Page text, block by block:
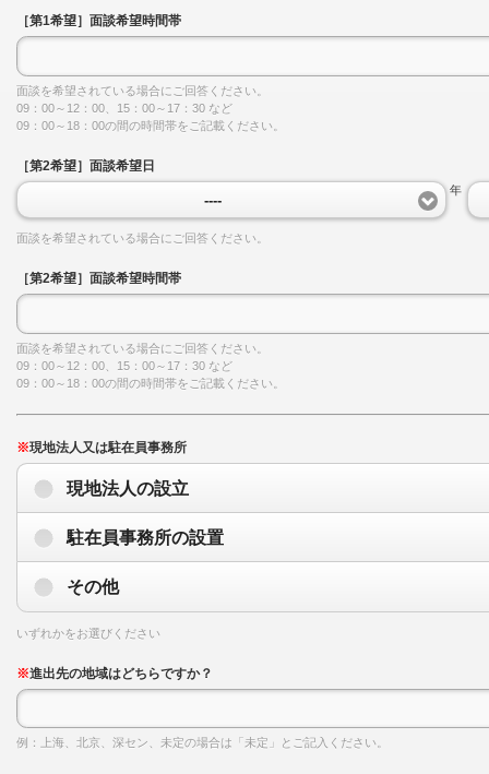
［第1希望］面談希望時間帯
面談を希望されている場合にご回答ください。
09：00～12：00、15：00～17：30 など
09：00～18：00の間の時間帯をご記載ください。
［第2希望］面談希望日
----
年
面談を希望されている場合にご回答ください。
［第2希望］面談希望時間帯
面談を希望されている場合にご回答ください。
09：00～12：00、15：00～17：30 など
09：00～18：00の間の時間帯をご記載ください。
※現地法人又は駐在員事務所
現地法人の設立
駐在員事務所の設置
その他
いずれかをお選びください
※進出先の地域はどちらですか？
例：上海、北京、深セン、未定の場合は「未定」とご記入ください。